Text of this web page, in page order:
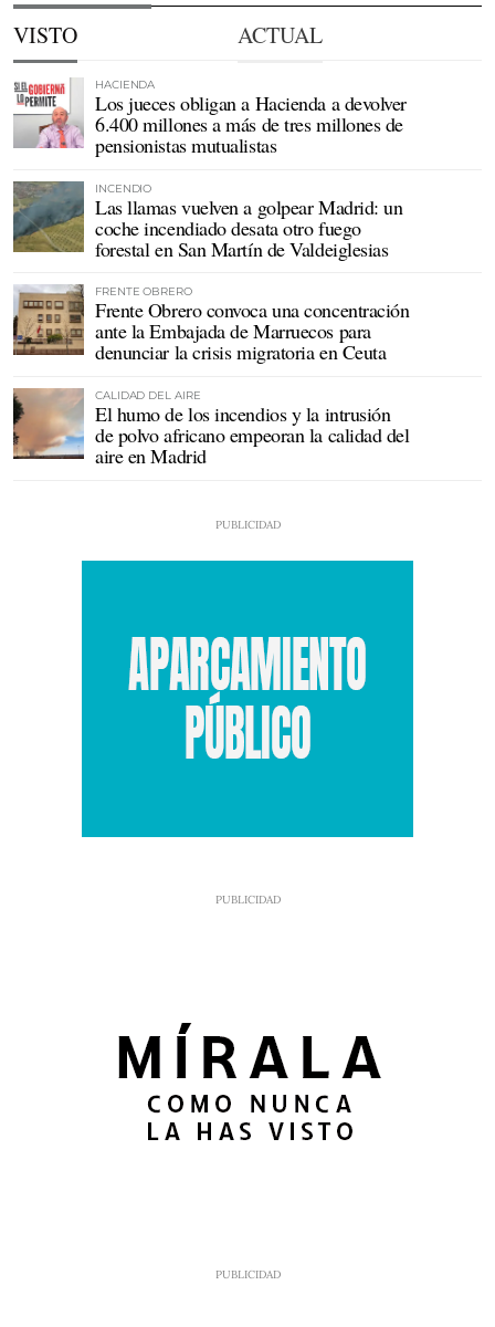
VISTO ACTUAL
HACIENDA
Los jueces obligan a Hacienda a devolver
6.400 millones a más de tres millones de
pensionistas mutualistas
INCENDIO
Las llamas vuelven a golpear Madrid: un
coche incendiado desata otro fuego
forestal en San Martín de Valdeiglesias
FRENTE OBRERO
Frente Obrero convoca una concentración
ante la Embajada de Marruecos para
denunciar la crisis migratoria en Ceuta
CALIDAD DEL AIRE
El humo de los incendios y la intrusión
de polvo africano empeoran la calidad del
aire en Madrid